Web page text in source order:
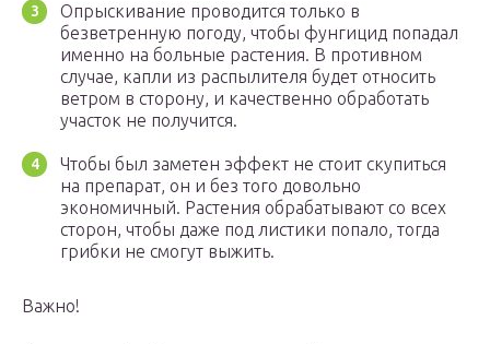
Опрыскивание проводится только в
безветренную погоду, чтобы фунгицид попадал
именно на больные растения. В противном
случае, капли из распылителя будет относить
ветром в сторону, и качественно обработать
участок не получится.
Чтобы был заметен эффект не стоит скупиться
на препарат, он и без того довольно
экономичный. Растения обрабатывают со всех
сторон, чтобы даже под листики попало, тогда
грибки не смогут выжить.
Важно!